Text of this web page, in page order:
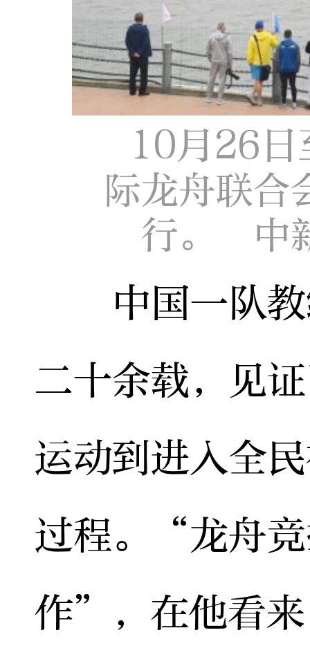
10月26
际龙舟联合
行。 中
中国一队教
二十余载，见
运动到进入全
过程。“龙舟
作”，在他看